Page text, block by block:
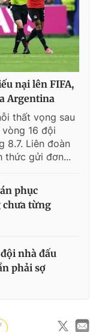
nại lên FIFA,
Argentina
thất vọng sau
16 đội
8.7. Liên đoàn
thức gửi đơn...
phục
chưa từng
nhà đấu
phải sợ